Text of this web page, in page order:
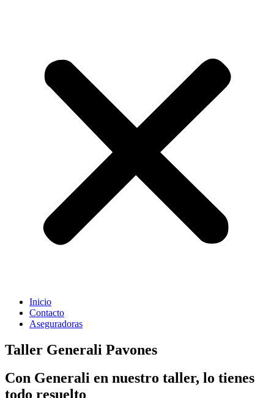
Inicio
Contacto
Aseguradoras
Taller Generali Pavones
Con Generali en nuestro taller, lo tienes
todo resuelto